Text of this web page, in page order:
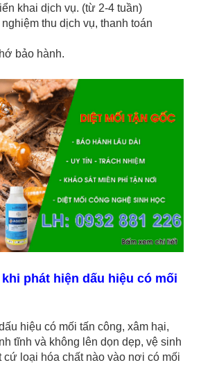
khai dịch vụ. (từ 2-4 tuần)
thu dịch vụ, thanh toán
bảo hành.
phát hiện dấu hiệu có mối
hiệu có mối tấn công, xâm hại,
tĩnh và không lên dọn dẹp, vệ sinh
cứ loại hóa chất nào vào nơi có mối